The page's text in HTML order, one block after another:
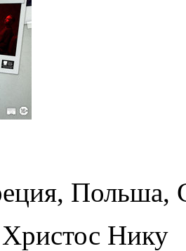
Польша,
Христос Нику